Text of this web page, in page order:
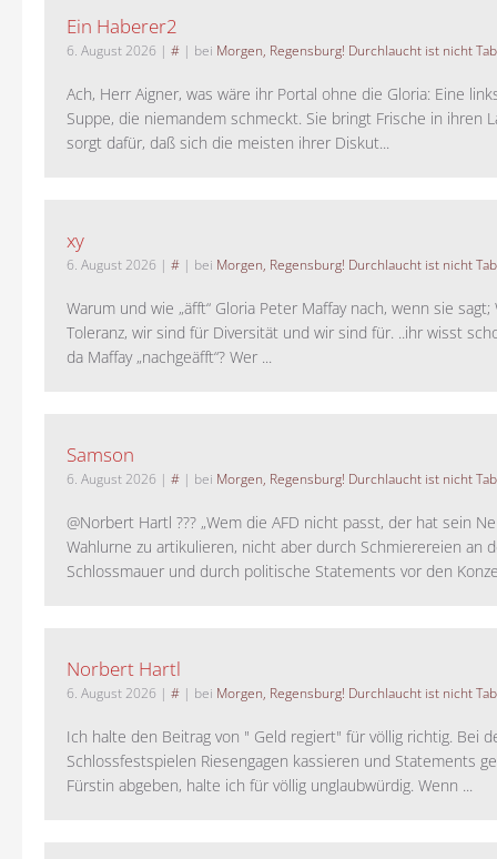
Ein Haberer2
6. August 2026 | # | bei Morgen, Regensburg! Durchlaucht ist nicht
Ach, Herr Aigner, was wäre ihr Portal ohne die Gloria: Eine
Suppe, die niemandem schmeckt. Sie bringt Frische in ihren
sorgt dafür, daß sich die meisten ihrer Diskut...
xy
6. August 2026 | # | bei Morgen, Regensburg! Durchlaucht ist nicht
Warum und wie „äfft“ Gloria Peter Maffay nach, wenn sie
Toleranz, wir sind für Diversität und wir sind für. ..ihr wisst
da Maffay „nachgeäfft“? Wer ...
Samson
6. August 2026 | # | bei Morgen, Regensburg! Durchlaucht ist nicht
@Norbert Hartl ??? „Wem die AFD nicht passt, der hat sein
Wahlurne zu artikulieren, nicht aber durch Schmierereien an
Schlossmauer und durch politische Statements vor den
Norbert Hartl
6. August 2026 | # | bei Morgen, Regensburg! Durchlaucht ist nicht
Ich halte den Beitrag von " Geld regiert" für völlig richtig. Bei
Schlossfestspielen Riesengagen kassieren und Statements
Fürstin abgeben, halte ich für völlig unglaubwürdig. Wenn ...